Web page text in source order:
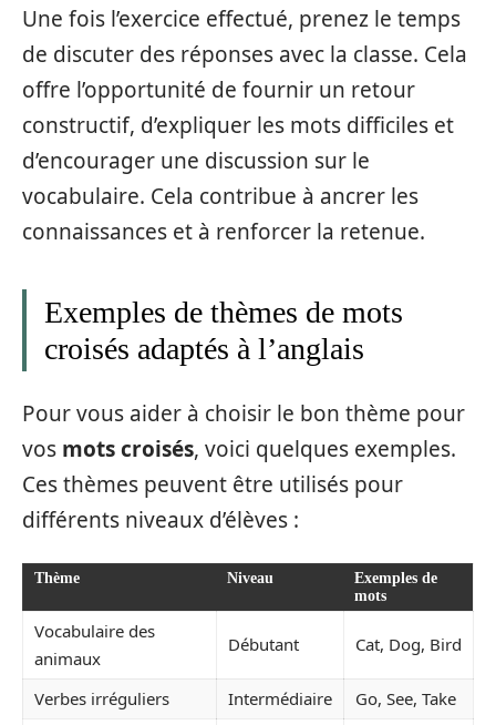
Une fois l’exercice effectué, prenez le temps
de discuter des réponses avec la classe. Cela
offre l’opportunité de fournir un retour
constructif, d’expliquer les mots difficiles et
d’encourager une discussion sur le
vocabulaire. Cela contribue à ancrer les
connaissances et à renforcer la retenue.
Exemples de thèmes de mots
croisés adaptés à l’anglais
Pour vous aider à choisir le bon thème pour
vos mots croisés, voici quelques exemples.
Ces thèmes peuvent être utilisés pour
différents niveaux d’élèves :
Thème Niveau
Exemples de
mots
Vocabulaire des
animaux
Débutant Cat, Dog, Bird
Verbes irréguliers Intermédiaire Go, See, Take